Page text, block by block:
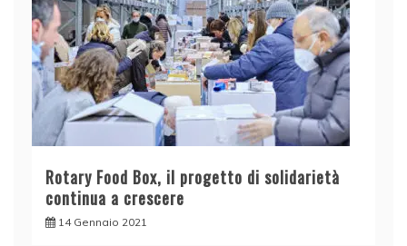
Rotary Food Box, il progetto di solidarietà
continua a crescere
14 Gennaio 2021